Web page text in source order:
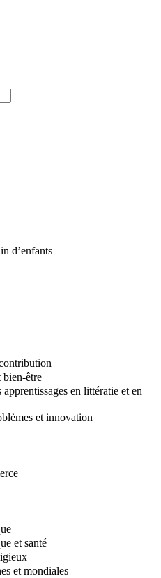
d’enfants
être
en littératie et en
et innovation
et santé
et mondiales